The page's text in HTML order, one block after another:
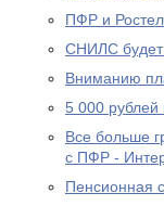
ПФР и
СНИЛС
Вниманию
5 000 рублей
Все больше
с ПФР -
Пенсионная